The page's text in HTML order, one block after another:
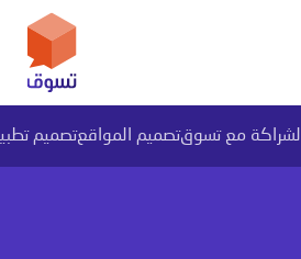
الشراكة مع تسوقتصميم المواقعتصميم